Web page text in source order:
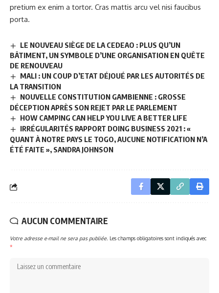
pretium ex enim a tortor. Cras mattis arcu vel nisi faucibus
porta.
LE NOUVEAU SIÈGE DE LA CEDEAO : PLUS QU’UN
BÂTIMENT, UN SYMBOLE D’UNE ORGANISATION EN QUÊTE
DE RENOUVEAU
MALI : UN COUP D’ETAT DÉJOUÉ PAR LES AUTORITÉS DE
LA TRANSITION
NOUVELLE CONSTITUTION GAMBIENNE : GROSSE
DÉCEPTION APRÈS SON REJET PAR LE PARLEMENT
HOW CAMPING CAN HELP YOU LIVE A BETTER LIFE
IRRÉGULARITÉS RAPPORT DOING BUSINESS 2021 : «
QUANT À NOTRE PAYS LE TOGO, AUCUNE NOTIFICATION N’A
ÉTÉ FAITE », SANDRA JOHNSON
AUCUN COMMENTAIRE
Votre adresse e-mail ne sera pas publiée. Les champs obligatoires sont indiqués avec
*